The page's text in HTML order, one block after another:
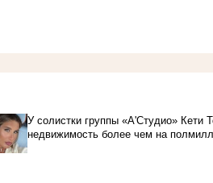
У солистки группы «А'Студио» Кети
недвижимость более чем на